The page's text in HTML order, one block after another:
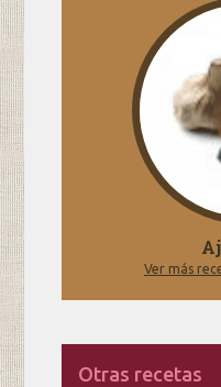
Ver más
Otras recetas